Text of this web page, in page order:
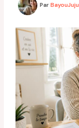
ParBayouJuju